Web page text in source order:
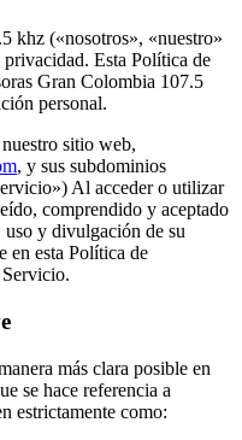
khz («nosotros», «nuestro»
Esta Política de
Gran Colombia 107.5
personal.
sitio web,
, y sus subdominios
Al acceder o utilizar
comprendido y aceptado
uso y divulgación de su
en esta Política de
más clara posible en
se hace referencia a
estrictamente como: